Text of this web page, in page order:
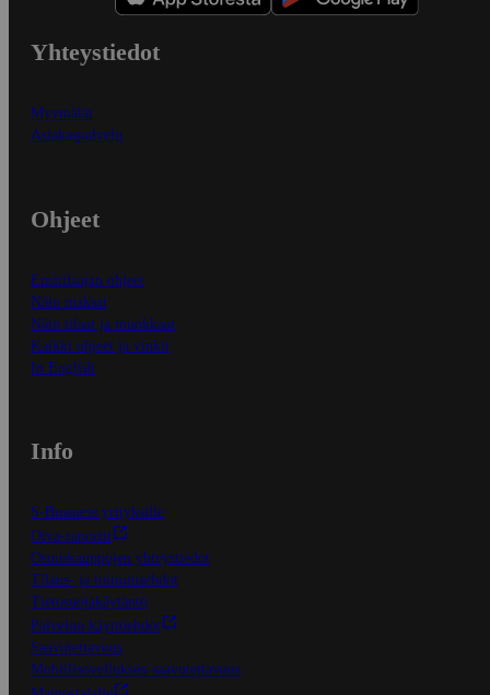
Yhteystiedot
Myymälät
Asiakaspalvelu
Ohjeet
Ensitilaajan ohjeet
Näin maksat
Näin tilaat ja muokkaat
Kaikki ohjeet ja vinkit
In English
Info
S-Business yrityksille
Oiva-raportit
Osuuskauppojen yhteystiedot
Tilaus- ja toimitusehdot
Tietosuojakäytäntö
Palvelun käyttöehdot
Saavutettavuus
Mobiilisovelluksen saavutettavuus